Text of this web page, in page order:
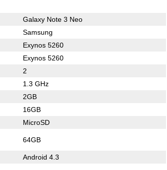
Galaxy Note 3 Neo
Samsung
Exynos 5260
Exynos 5260
2
1.3 GHz
2GB
16GB
MicroSD
64GB
Android 4.3